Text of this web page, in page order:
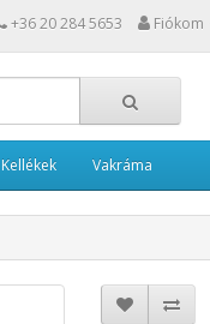
+36 20 284 5653 Fiókom
Kellékek Vakráma